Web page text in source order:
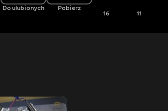
Do ulubionych Pobierz
16 11